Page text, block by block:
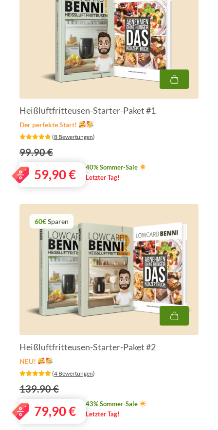
Heißluftfritteusen-Starter-Paket #1
Der perfekte Start!
‎ (8 Bewertungen)
99.90 €
59,90€
40% Sommer-Sale
Letzter Tag!
60€Sparen
Heißluftfritteusen-Starter-Paket #2
NEU!
‎ (4 Bewertungen)
139.90 €
79,90€
43% Sommer-Sale
Letzter Tag!